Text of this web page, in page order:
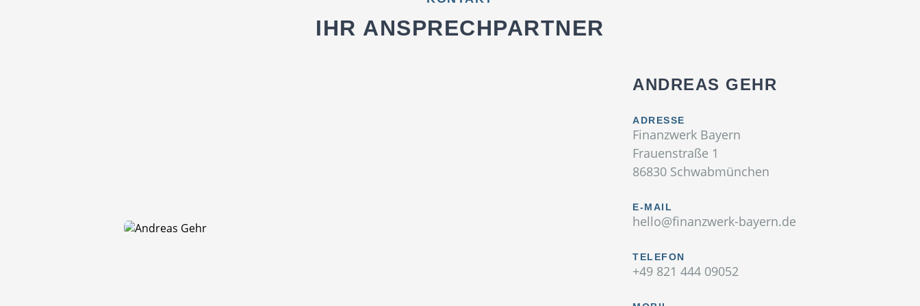
IHR ANSPRECHPARTNER
ANDREAS GEHR
ADRESSE
Finanzwerk Bayern
Frauenstraße 1
86830 Schwabmünchen
E-MAIL
hello@finanzwerk-bayern.de
TELEFON
+49 821 444 09052